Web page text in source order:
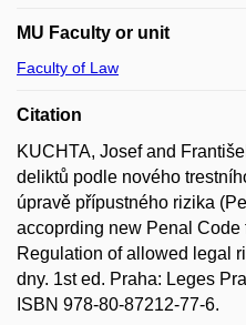
MU Faculty or unit
Faculty of Law
Citation
KUCHTA, Josef and
deliktů podle nového
úpravě přípustného rizika
accoprding new Penal Code
Regulation of allowed legal
dny. 1st ed. Praha: Leges
ISBN 978-80-87212-77-6.